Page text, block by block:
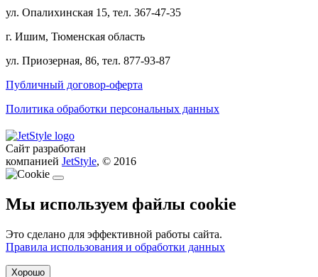
ул. Опалихинская 15, тел. 367-47-35
г. Ишим, Тюменская область
ул. Приозерная, 86, тел. 877-93-87
Публичный договор-оферта
Политика обработки персональных данных
Сайт разработан
компанией JetStyle, © 2016
Мы используем файлы cookie
Это сделано для эффективной работы сайта.
Правила использования и обработки данных
Хорошо